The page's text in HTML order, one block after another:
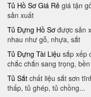
Tủ Hồ Sơ Giá Rẻ giá tận
sản xuất
Tủ Đựng Hồ Sơ được sản
nhau như gỗ, nhựa, sắt
Tủ Đựng Tài Liệu sắp xếp
chắc chắn sang trọng,
Tủ Sắt chất liệu sắt sơn
thấp, tủ ghép, tủ chồng...